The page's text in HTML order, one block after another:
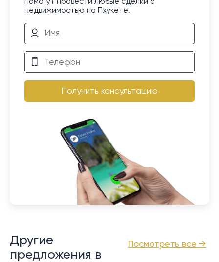
помогут провести любые сделки с
недвижимостью на Пхукете!
Получить консультацию
Посмотреть все →
Другие
предложения в